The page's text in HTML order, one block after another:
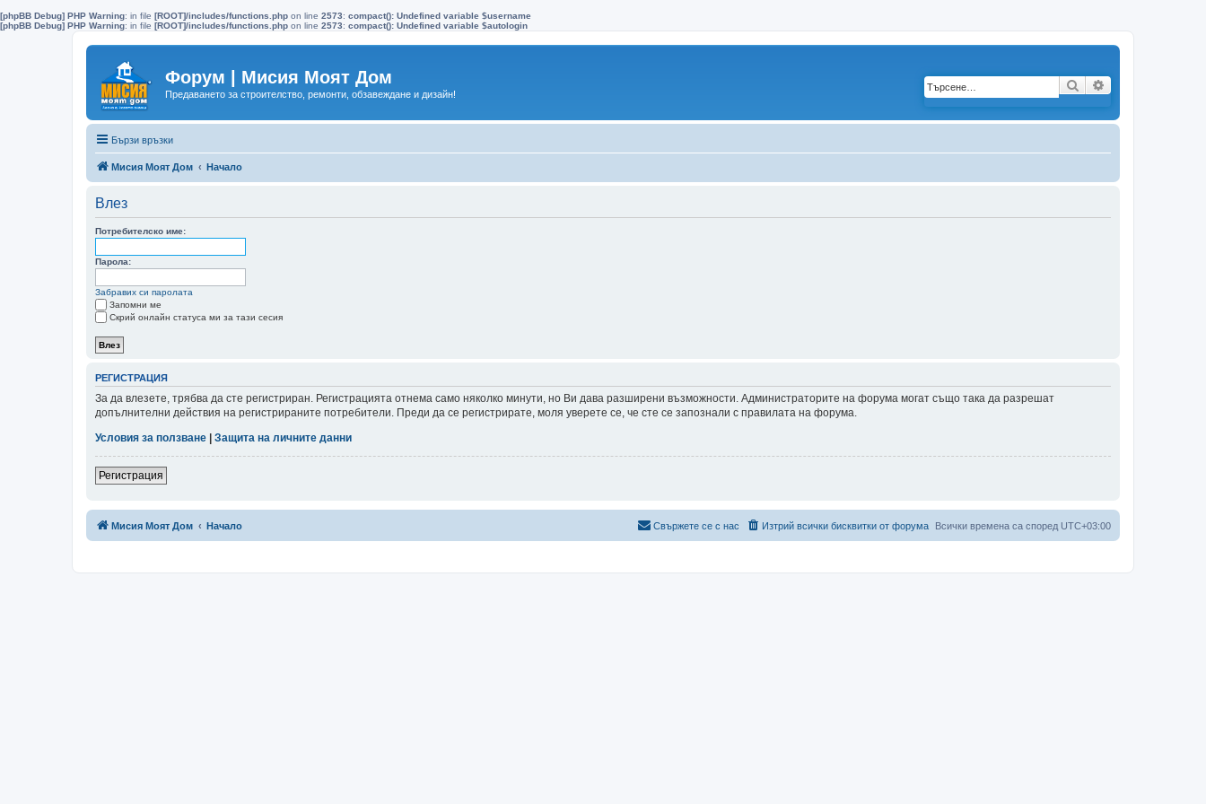
[phpBB Debug] PHP Warning: in file [ROOT]/includes/functions.php on line 2573: compact(): Undefined variable $username
[phpBB Debug] PHP Warning: in file [ROOT]/includes/functions.php on line 2573: compact(): Undefined variable $autologin
Форум | Мисия Моят Дом
Предаването за строителство, ремонти, обзавеждане и дизайн! Търсене
Бързи връзки
Мисия Моят Дом Начало
Влез
Потребителско име:
Парола:
Забравих си паролата
Запомни ме
Скрий онлайн статуса ми за тази сесия
РЕГИСТРАЦИЯ
За да влезете, трябва да сте регистриран. Регистрацията отнема само няколко минути, но Ви дава разширени възможности. Администраторите на форума могат също така да разрешат
допълнителни действия на регистрираните потребители. Преди да се регистрирате, моля уверете се, че сте се запознали с правилата на форума.
Условия за ползване
Защита на личните данни
Регистрация
Мисия Моят Дом Начало Всички времена са според UTC+03:00
Изтрий всички бисквитки от форума
Свържете се с нас